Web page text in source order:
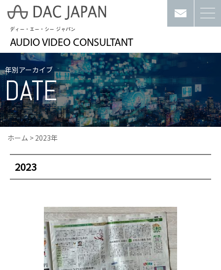
ディー・エー・シー ジャパン
AUDIO VIDEO CONSULTANT
年別アーカイブ
DATE
ホーム > 2023年
2023